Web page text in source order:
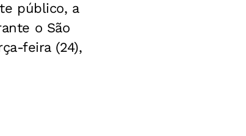
público, a
o São
feira (24),